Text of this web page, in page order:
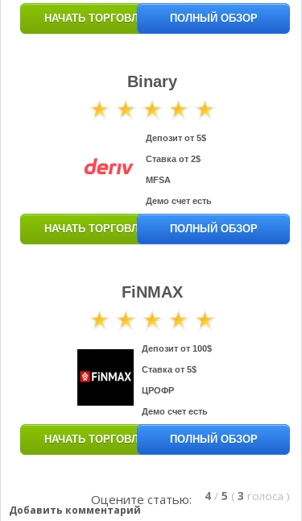
НАЧАТЬ ТОРГОВЛЮ ПОЛНЫЙ ОБЗОР
Binary
Депозит от 5$
Ставка от 2$
MFSA
Демо счет есть
НАЧАТЬ ТОРГОВЛЮ ПОЛНЫЙ ОБЗОР
FiNMAX
Депозит от 100$
Ставка от 5$
ЦРОФР
Демо счет есть
НАЧАТЬ ТОРГОВЛЮ ПОЛНЫЙ ОБЗОР
Оцените статью: 4 / 5 ( 3 голоса )
Добавить комментарий